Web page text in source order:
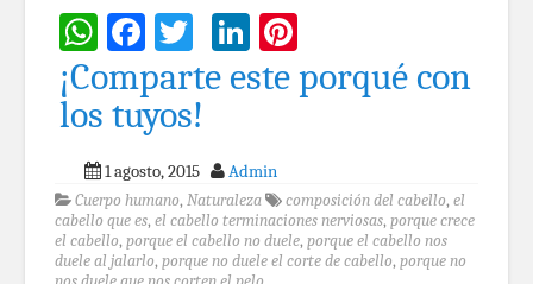
WhatsApp
Facebook
TwitterLinkedIn
¡Comparte este porqué con
los tuyos!
1 agosto, 2015 Admin
Cuerpo humano, Naturaleza composición del cabello, el
cabello que es, el cabello terminaciones nerviosas, porque crece
el cabello, porque el cabello no duele, porque el cabello nos
duele al jalarlo, porque no duele el corte de cabello, porque no